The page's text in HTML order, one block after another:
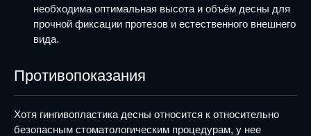
необходима оптимальная высота и объём десны для
прочной фиксации протезов и естественного внешнего
вида.
Противопоказания
Хотя гингивопластика десны относится к относительно
безопасным стоматологическим процедурам, у нее